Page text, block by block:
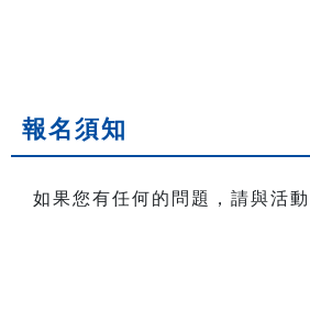
報名須知
如果您有任何的問題，請與活